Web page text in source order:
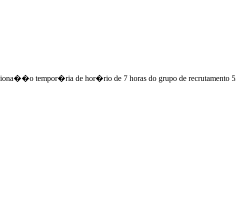
tempor�ria de hor�rio de 7 horas do grupo de